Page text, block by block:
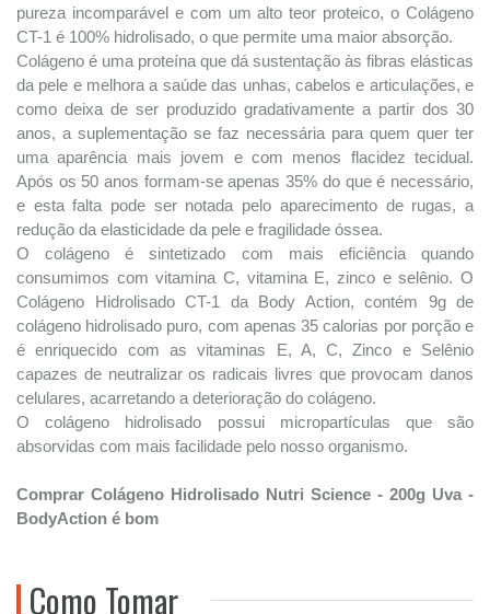
pureza incomparável e com um alto teor proteico, o Colágeno
CT-1 é 100% hidrolisado, o que permite uma maior absorção.
Colágeno é uma proteína que dá sustentação às fibras elásticas
da pele e melhora a saúde das unhas, cabelos e articulações, e
como deixa de ser produzido gradativamente a partir dos 30
anos, a suplementação se faz necessária para quem quer ter
uma aparência mais jovem e com menos flacidez tecidual.
Após os 50 anos formam-se apenas 35% do que é necessário,
e esta falta pode ser notada pelo aparecimento de rugas, a
redução da elasticidade da pele e fragilidade óssea.
O colágeno é sintetizado com mais eficiência quando
consumimos com vitamina C, vitamina E, zinco e selênio. O
Colágeno Hidrolisado CT-1 da Body Action, contém 9g de
colágeno hidrolisado puro, com apenas 35 calorias por porção e
é enriquecido com as vitaminas E, A, C, Zinco e Selênio
capazes de neutralizar os radicais livres que provocam danos
celulares, acarretando a deterioração do colágeno.
O colágeno hidrolisado possui micropartículas que são
absorvidas com mais facilidade pelo nosso organismo.
Comprar Colágeno Hidrolisado Nutri Science - 200g Uva -
BodyAction é bom
Como Tomar